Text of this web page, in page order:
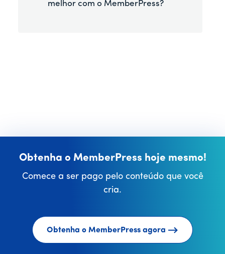
melhor com o MemberPress?
Obtenha o MemberPress hoje mesmo!
Comece a ser pago pelo conteúdo que você
cria.
Obtenha o MemberPress agora